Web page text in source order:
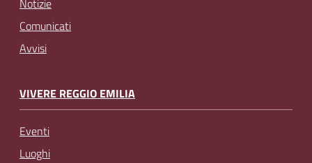
Notizie
Comunicati
Avvisi
VIVERE REGGIO EMILIA
Eventi
Luoghi